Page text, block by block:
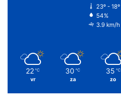
23º - 18º
54%
3.9 km/h
22 ℃
vr
30 ℃
za
35 ℃
zo